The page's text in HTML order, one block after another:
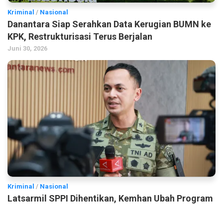
Kriminal / Nasional
Danantara Siap Serahkan Data Kerugian BUMN ke
KPK, Restrukturisasi Terus Berjalan
Juni 30, 2026
Kriminal / Nasional
Latsarmil SPPI Dihentikan, Kemhan Ubah Program